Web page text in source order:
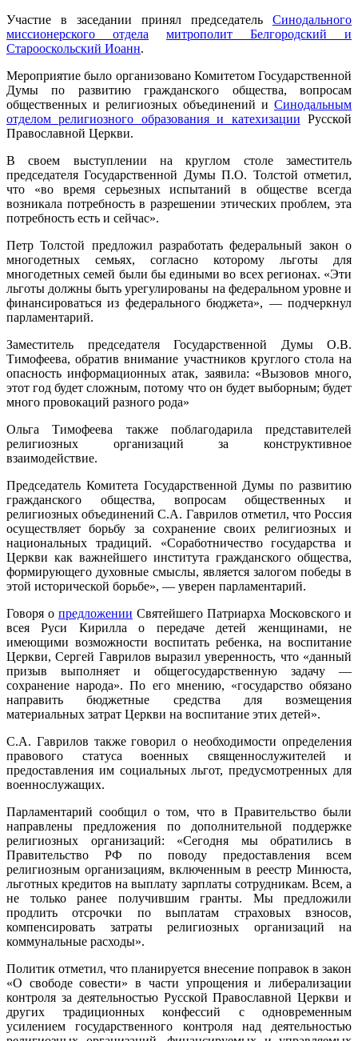
Участие в заседании принял председатель
Синодального
миссионерского отдела
митрополит Белгородский и
Старооскольский Иоанн.
Мероприятие было организовано Комитетом Государственной
Думы по развитию гражданского общества, вопросам
общественных и религиозных объединений и Синодальным
отделом религиозного образования и катехизации Русской
Православной Церкви.
В своем выступлении на круглом столе заместитель
председателя Государственной Думы П.О. Толстой отметил,
что «во время серьезных испытаний в обществе всегда
возникала потребность в разрешении этических проблем, эта
потребность есть и сейчас».
Петр Толстой предложил разработать федеральный закон о
многодетных семьях, согласно которому льготы для
многодетных семей были бы едиными во всех регионах. «Эти
льготы должны быть урегулированы на федеральном уровне и
финансироваться из федерального бюджета», — подчеркнул
парламентарий.
Заместитель председателя Государственной Думы О.В.
Тимофеева, обратив внимание участников круглого стола на
опасность информационных атак, заявила: «Вызовов много,
этот год будет сложным, потому что он будет выборным; будет
много провокаций разного рода»
Ольга Тимофеева также поблагодарила представителей
религиозных организаций за конструктивное
взаимодействие.
Председатель Комитета Государственной Думы по развитию
гражданского общества, вопросам общественных и
религиозных объединений С.А. Гаврилов отметил, что Россия
осуществляет борьбу за сохранение своих религиозных и
национальных традиций. «Соработничество государства и
Церкви как важнейшего института гражданского общества,
формирующего духовные смыслы, является залогом победы в
этой исторической борьбе», — уверен парламентарий.
Говоря о предложении Святейшего Патриарха Московского и
всея Руси Кирилла о передаче детей женщинами, не
имеющими возможности воспитать ребенка, на воспитание
Церкви, Сергей Гаврилов выразил уверенность, что «данный
призыв выполняет и общегосударственную задачу —
сохранение народа». По его мнению, «государство обязано
направить бюджетные средства для возмещения
материальных затрат Церкви на воспитание этих детей».
С.А. Гаврилов также говорил о необходимости определения
правового статуса военных священнослужителей и
предоставления им социальных льгот, предусмотренных для
военнослужащих.
Парламентарий сообщил о том, что в Правительство были
направлены предложения по дополнительной поддержке
религиозных организаций: «Сегодня мы обратились в
Правительство РФ по поводу предоставления всем
религиозным организациям, включенным в реестр Минюста,
льготных кредитов на выплату зарплаты сотрудникам. Всем, а
не только ранее получившим гранты. Мы предложили
продлить отсрочки по выплатам страховых взносов,
компенсировать затраты религиозных организаций на
коммунальные расходы».
Политик отметил, что планируется внесение поправок в закон
«О свободе совести» в части упрощения и либерализации
контроля за деятельностью Русской Православной Церкви и
других традиционных конфессий с одновременным
усилением государственного контроля над деятельностью